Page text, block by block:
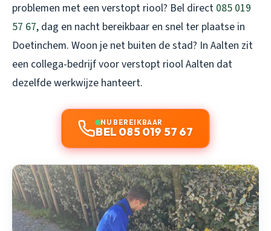
problemen met een verstopt riool? Bel direct 085 019
57 67, dag en nacht bereikbaar en snel ter plaatse in
Doetinchem. Woon je net buiten de stad? In Aalten zit
een collega-bedrijf voorverstopt riool Aalten dat
dezelfde werkwijze hanteert.
NU BEREIKBAAR
BEL 085 019 57 67